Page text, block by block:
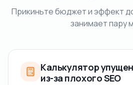
Прикиньте бюджет и эффект
занимает пару
Калькулятор
из-за плохого SEO